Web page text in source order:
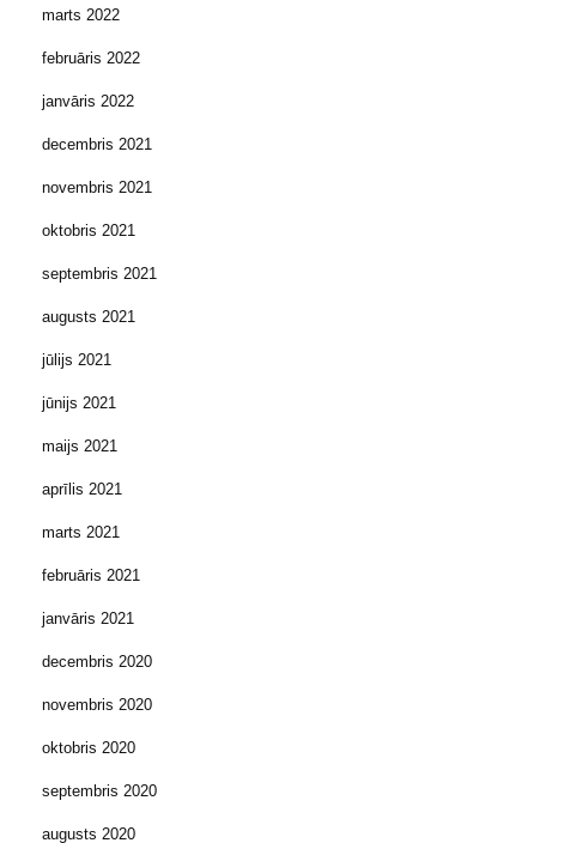
marts 2022
februāris 2022
janvāris 2022
decembris 2021
novembris 2021
oktobris 2021
septembris 2021
augusts 2021
jūlijs 2021
jūnijs 2021
maijs 2021
aprīlis 2021
marts 2021
februāris 2021
janvāris 2021
decembris 2020
novembris 2020
oktobris 2020
septembris 2020
augusts 2020